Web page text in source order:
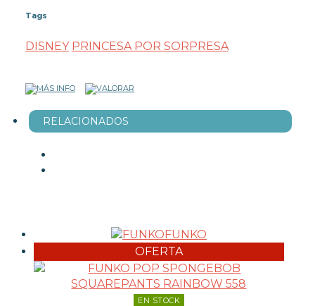
Tags
DISNEY PRINCESA POR SORPRESA
RELACIONADOS
FUNKO
OFERTA
EN STOCK